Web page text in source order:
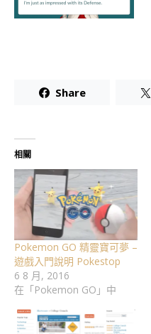
Share
相關
Pokemon GO 精靈寶可夢 –
遊戲入門說明 Pokestop
6 8 月, 2016
在「Pokemon GO」中